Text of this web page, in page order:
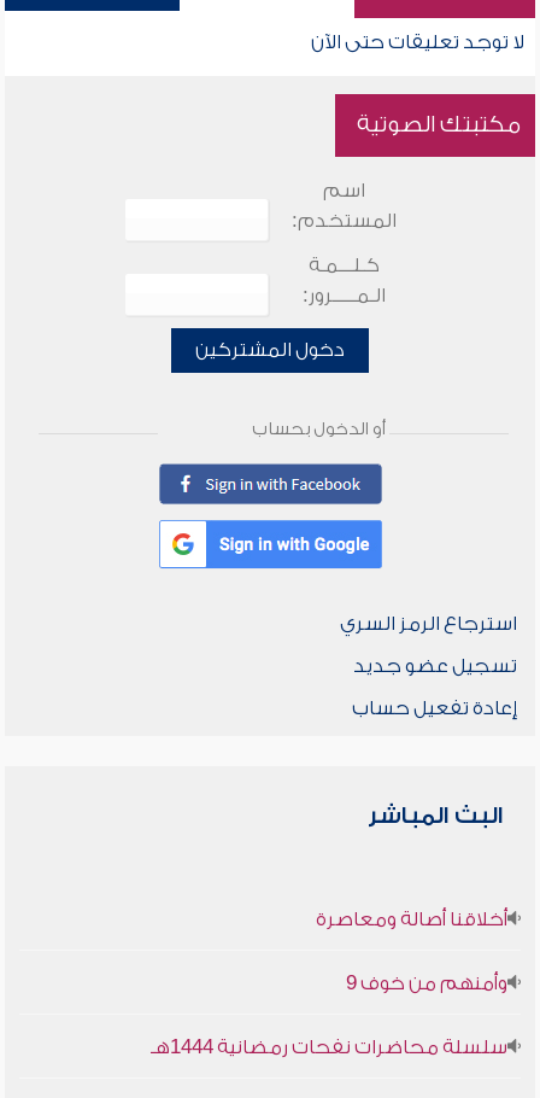
لا توجد تعليقات حتى الآن
مكتبتك الصوتية
اسم
المستخدم:
كـلـــمـة
الـمـــــرور:
دخول المشتركين
أو الدخول بحساب
استرجاع الرمز السري
تسجيل عضو جديد
إعادة تفعيل حساب
البث المباشر
أخلاقنا أصالة ومعاصرة
وأمنهم من خوف 9
سلسلة محاضرات نفحات رمضانية 1444هـ